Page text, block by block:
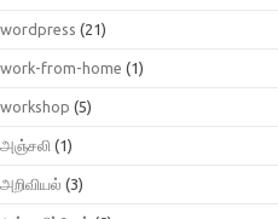
wordpress (21)
work-from-home (1)
workshop (5)
அஞ்சலி (1)
அறிவியல் (3)